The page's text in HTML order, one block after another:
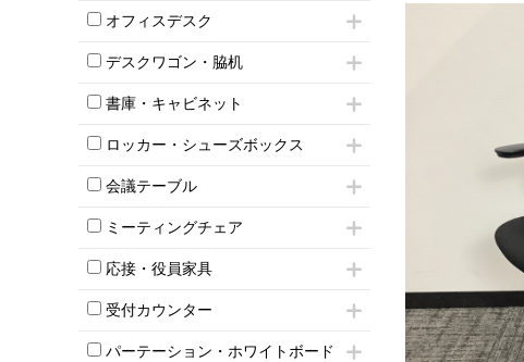
肘付きチェア
肘無しチェア
役員チェア
オフィスチェアその他
オフィスデスク
片袖机
フリーアドレスデスク（ベンチデスク）
昇降デスク
両袖机
デスクワゴン・脇机
インワゴン2段
インワゴン3段
脇机
書庫・キャビネット
ハイキャビネット
ローキャビネット
両開きキャビネット
上下連結キャビネット
軽量ラック（スチールラック）
収納家具その他
オープン書庫
ロッカー・シューズボックス
1人用ロッカー
2人用ロッカー
3人用ロッカー
5人用ロッカー
8人用ロッカー
会議テーブル
ミーティングテーブル
スタッキングテーブル
ネスティングテーブル
カウンターテーブル
T字脚テーブル
ミーティングチェア
キャスター付きミーティングチェア
スタッキングミーティングチェア
テーブル付きミーティングチェア
折りたたみミーティングチェア
応接・役員家具
応接セット
応接ソファ
応接チェア
受付カウンター
ハイカウンター
パーテーション・ホワイトボード